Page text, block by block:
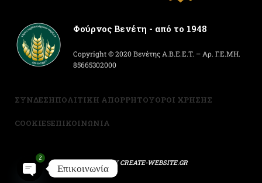
Φούρνος Βενέτη - από το 1948
Copyright © 2020 Βενέτης Α.Β.Ε.Ε.Τ. – Αρ. Γ.Ε.ΜΗ.
85665302000
ΣΥΝΔΕΣΗΠΟΛΙΤΙΚΗ ΑΠΟΡΡΗΤΟΥΟΡΟΙ ΧΡΗΣΗΣ
COOKIESΕΠΙΚΟΙΝΩΝΙΑ
POWERED BY CREATE-WEBSITE.GR
Επικοινωνία
2